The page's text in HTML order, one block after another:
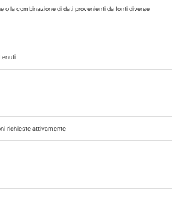
Viale Enrico Forlanini 21 -
Milano n° 5578/2022 del